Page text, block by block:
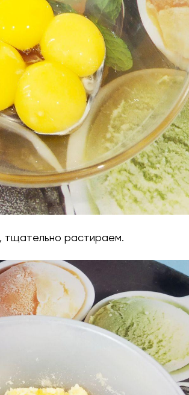
тщательно растираем.